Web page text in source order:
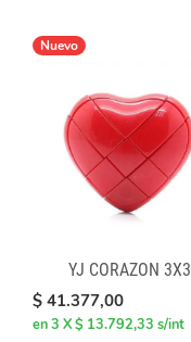
Nuevo
YJ CORAZON 3X3
$ 41.377,00
en 3 X $ 13.792,33 s/int